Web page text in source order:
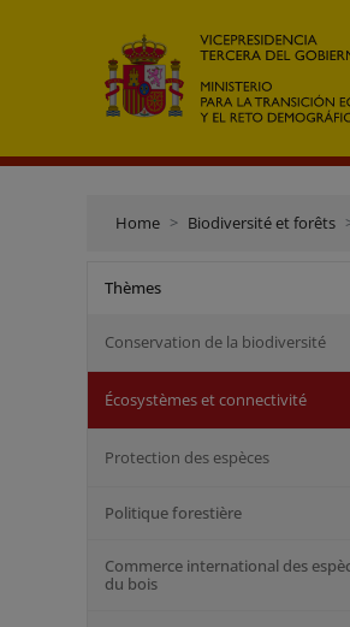
Home Biodiversité et forêts
Thèmes
Conservation de la biodiversité
Écosystèmes et connectivité
Protection des espèces
Politique forestière
Commerce international des
du bois